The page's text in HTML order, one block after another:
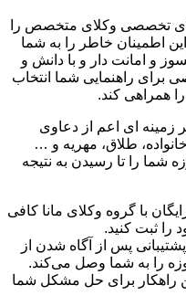
تخصصی وکلای متخصص را
اطمینان خاطر را به شما
و امانت دار و با دانش و
راهنمایی شما انتخاب
همراهی کند.
ای اعم از دعاوی
طلاق، مهریه و …
شما را تا رسیدن به نتیجه
با گروه وکلای مانا کافی
را ثبت کنید.
پس از آگاه شدن از
را به شما وصل می‌کند.
راهکار‌ برای حل مشکل شما